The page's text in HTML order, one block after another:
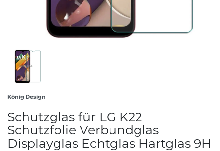
König Design
Schutzglas für LG K22
Schutzfolie Verbundglas
Displayglas Echtglas Hartglas 9H